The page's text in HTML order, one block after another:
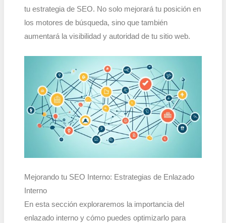
tu estrategia de SEO. No solo mejorará tu posición en
los motores de búsqueda, sino que también
aumentará la visibilidad y autoridad de tu sitio web.
Mejorando tu SEO Interno: Estrategias de Enlazado
Interno
En esta sección exploraremos la importancia del
enlazado interno y cómo puedes optimizarlo para